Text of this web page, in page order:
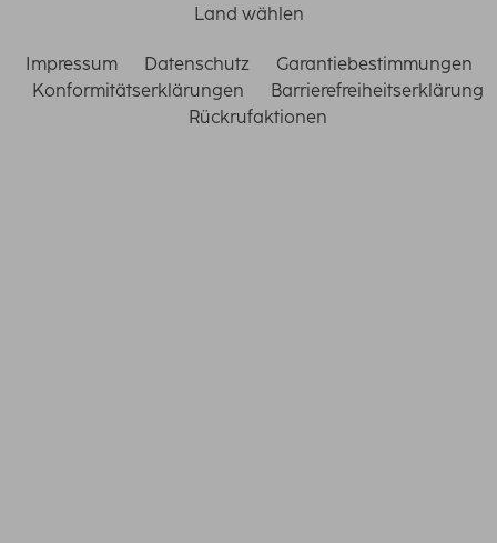
Land wählen
Impressum Datenschutz
Garantiebestimmungen
Konformitätserklärungen
Barrierefreiheitserklärung
Rückrufaktionen